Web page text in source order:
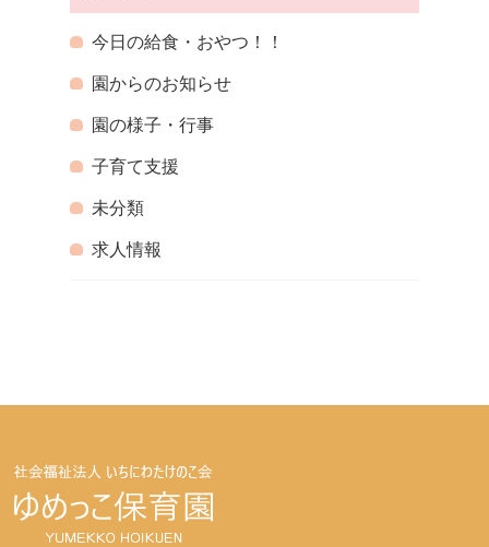
今日の給食・おやつ！！
園からのお知らせ
園の様子・行事
子育て支援
未分類
求人情報